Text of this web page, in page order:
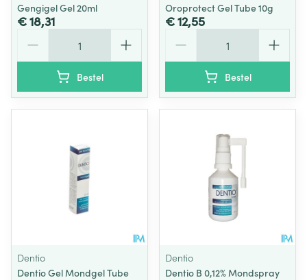
Gengigel Gel 20ml
€ 18,31
Bestel
Oroprotect Gel Tube 10g
€ 12,55
Bestel
Dentio
Dentio Gel Mondgel Tube
Dentio
Dentio B 0,12% Mondspray